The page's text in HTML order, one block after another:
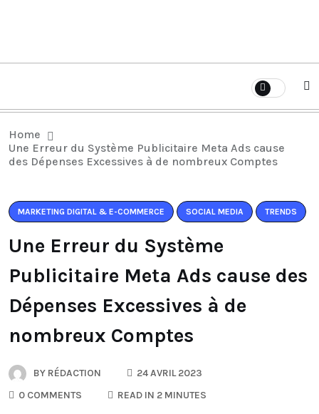
Home
Une Erreur du Système Publicitaire Meta Ads cause
des Dépenses Excessives à de nombreux Comptes
MARKETING DIGITAL & E-COMMERCE SOCIAL MEDIA TRENDS
Une Erreur du Système
Publicitaire Meta Ads cause des
Dépenses Excessives à de
nombreux Comptes
BY RÉDACTION
24 AVRIL 2023
0 COMMENTS
READ IN 2 MINUTES